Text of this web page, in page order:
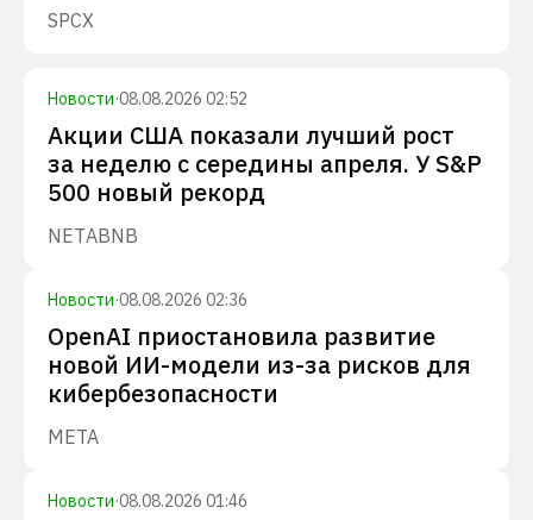
SPCX
Новости·08.08.2026 02:52
Акции США показали лучший рост
за неделю с середины апреля. У S&P
500 новый рекорд
NETABNB
Новости·08.08.2026 02:36
OpenAI приостановила развитие
новой ИИ-модели из-за рисков для
кибербезопасности
META
Новости·08.08.2026 01:46